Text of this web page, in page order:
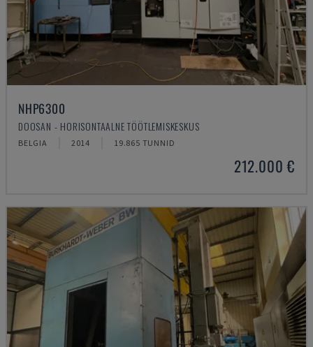
NHP6300
DOOSAN - HORISONTAALNE TÖÖTLEMISKESKUS
BELGIA 2014 19.865 TUNNID
212.000 €